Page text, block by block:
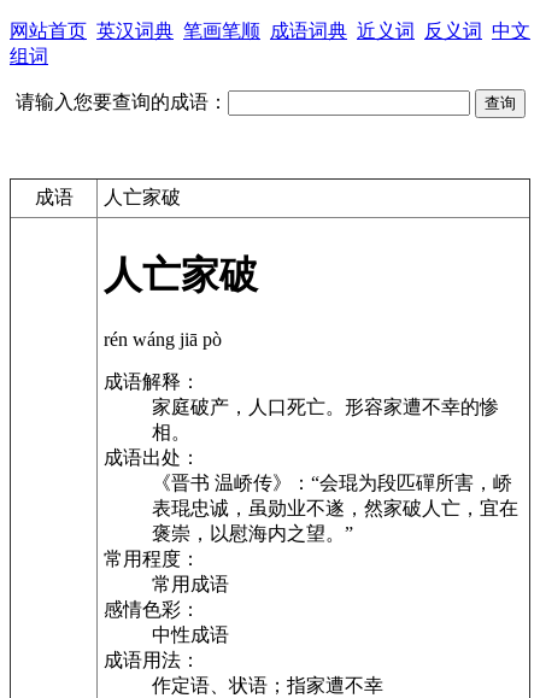
网站首页 英汉词典 笔画笔顺 成语词典 近义词 反义词 中文
组词
请输入您要查询的成语：
成语 人亡家破
人亡家破
rén wáng jiā pò
成语解释：
家庭破产，人口死亡。形容家遭不幸的惨
相。
成语出处：
《晋书 温峤传》：“会琨为段匹磾所害，峤
表琨忠诚，虽勋业不遂，然家破人亡，宜在
褒崇，以慰海内之望。”
常用程度：
常用成语
感情色彩：
中性成语
成语用法：
作定语、状语；指家遭不幸